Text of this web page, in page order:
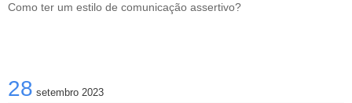
Como ter um estilo de comunicação assertivo?
28 setembro 2023